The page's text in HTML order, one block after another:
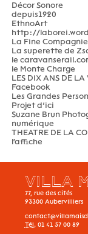
Décor Sonore
depuis1920
EthnoArt
http://
La Fine Compagnie
La superette de
le
le Monte Charge
LES DIX ANS DE
Facebook
Les Grandes
Projet d’ici
Suzane Brun
numérique
THEATRE DE LA
l'affiche
VILLA
77, rue des cités
93300 Aubervilliers
Tél. 01 41 57 00 89